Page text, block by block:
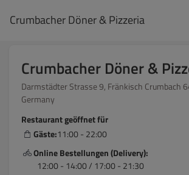
Crumbacher Döner & Pizzeria
Crumbacher Döner &
Darmstädter Strasse 9, Fränkisch Crumbach
Germany
Restaurant geöffnet für
Gäste:11:00 - 22:00
Online Bestellungen (Delivery):
12:00 - 14:00 / 17:00 - 21:30